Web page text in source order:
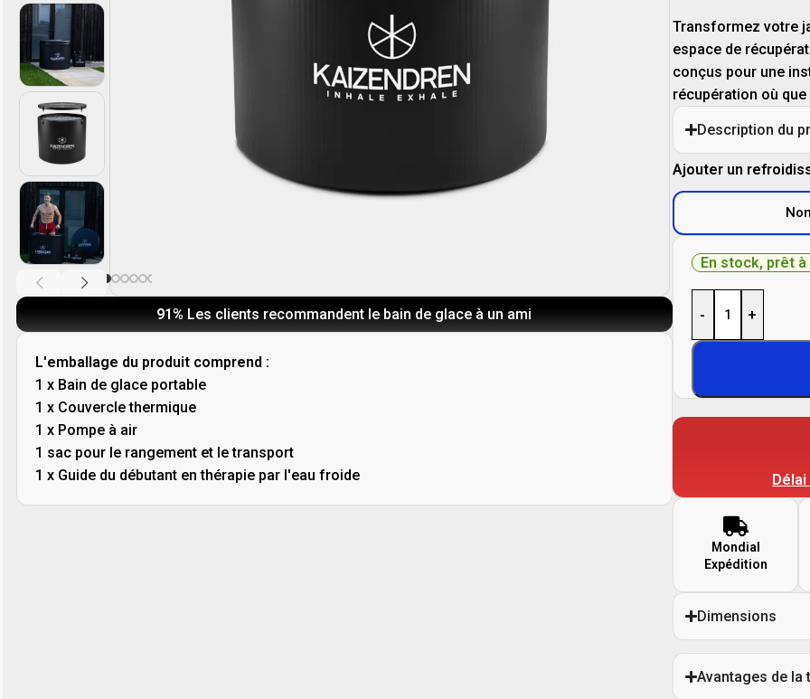
91% Les clients recommandent le bain de glace à un ami
L'emballage du produit comprend :
1 x Bain de glace portable
1 x Couvercle thermique
1 x Pompe à air
1 sac pour le rangement et le transport
1 x Guide du débutant en thérapie par l'eau froide
Transformez votre
espace de
conçus pour une
récupération où
Description du
Ajouter un
Non
En stock, prêt
- +
Mondial
Expédition
Dimensions
Avantages de la